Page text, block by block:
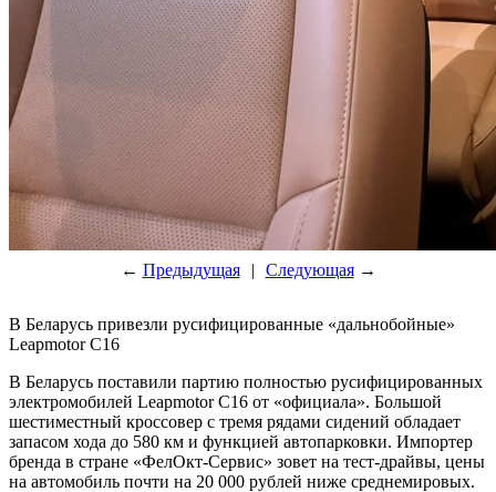
← Предыдущая | Следующая→
В Беларусь привезли русифицированные «дальнобойные»
Leapmotor C16
В Беларусь поставили партию полностью русифицированных
электромобилей Leapmotor C16 от «официала». Большой
шестиместный кроссовер с тремя рядами сидений обладает
запасом хода до 580 км и функцией автопарковки. Импортер
бренда в стране «ФелОкт-Сервис» зовет на тест-драйвы, цены
на автомобиль почти на 20 000 рублей ниже среднемировых.